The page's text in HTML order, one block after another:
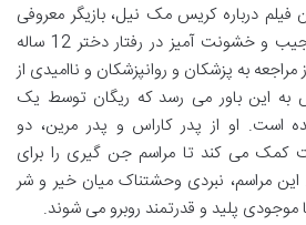
فیلم درباره کریس مک نیل، بازیگر معروفی
است که متوجه تغییرات عجیب و خشونت آمیز در رفتار دختر 12 ساله
به پزشکان و روانپزشکان و ناامیدی از
به این باور می رسد که ریگان توسط یک
است. او از پدر کاراس و پدر مرین، دو
کمک می کند تا مراسم جن گیری را برای
مراسم، نبردی وحشتناک میان خیر و شر
پلید و قدرتمند روبرو می شوند.